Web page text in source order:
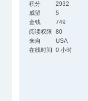
积分
2932
威望
5
金钱
749
阅读权限 80
来自
USA
在线时间
0 小时